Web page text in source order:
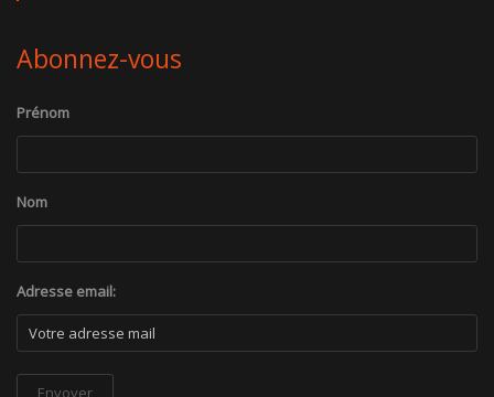
Abonnez-vous
Prénom
Nom
Adresse email: